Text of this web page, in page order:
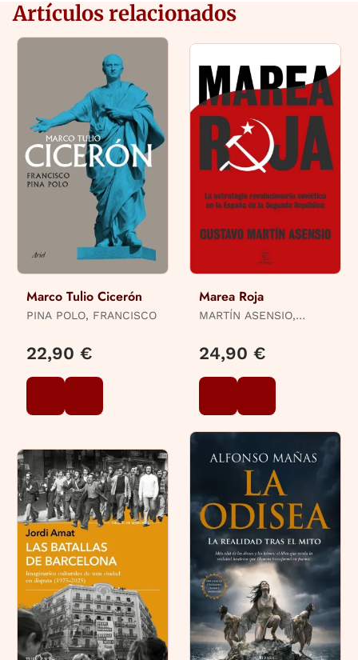
Artículos relacionados
Marco Tulio Cicerón
PINA POLO, FRANCISCO
22,90 €
Marea Roja
MARTÍN ASENSIO,
24,90 €